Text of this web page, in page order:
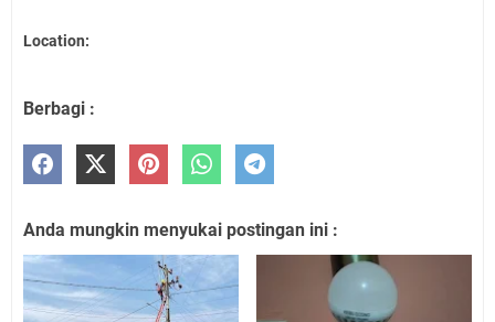
Location:
Berbagi :
Anda mungkin menyukai postingan ini :